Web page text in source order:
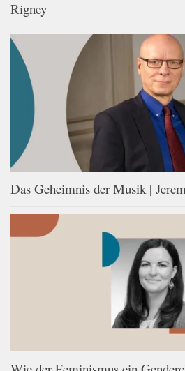
Rigney
Das Geheimnis der Musik |